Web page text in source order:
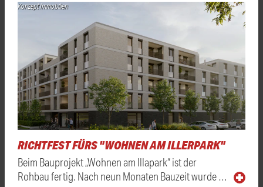
Konzept Immobilien
RICHTFEST FÜRS "WOHNEN AM ILLERPARK"
Beim Bauprojekt „Wohnen am Illapark“ ist der
Rohbau fertig. Nach neun Monaten Bauzeit wurde …